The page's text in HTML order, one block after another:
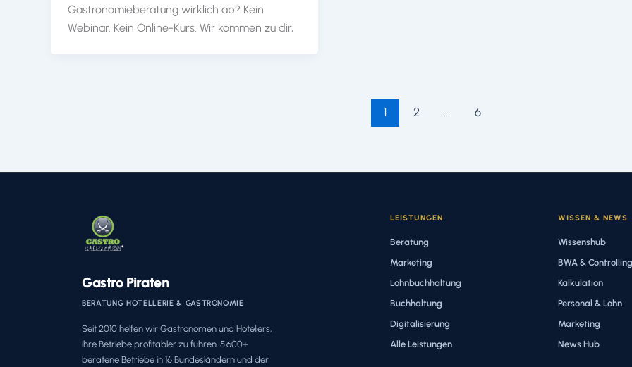
Gastronomieberatung wirklich ab? Kein
Webinar. Kein Online-Kurs. Wir kommen zu dir,
1 2 6
Gastro Piraten
BERATUNG HOTELLERIE & GASTRONOMIE
Seit 2010 helfen wir Gastronomen und Hoteliers,
ihre Betriebe profitabler zu führen. 5.600+
beratene Betriebe in 16 Bundesländern und der
LEISTUNGEN
Beratung
Marketing
Lohnbuchhaltung
Buchhaltung
Digitalisierung
Alle Leistungen
WISSEN & NEWS
Wissenshub
BWA & Controlling
Kalkulation
Personal & Lohn
Marketing
News Hub